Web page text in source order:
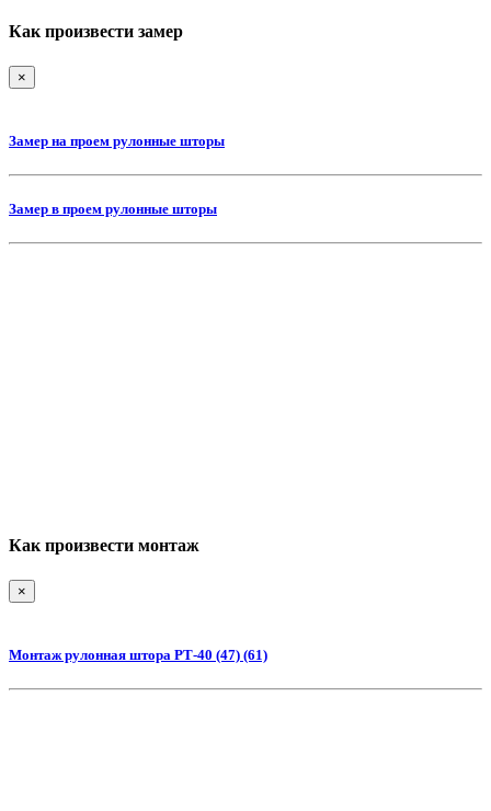
Как произвести замер
×
Замер на проем рулонные шторы
Замер в проем рулонные шторы
Как произвести монтаж
×
Монтаж рулонная штора РТ-40 (47) (61)